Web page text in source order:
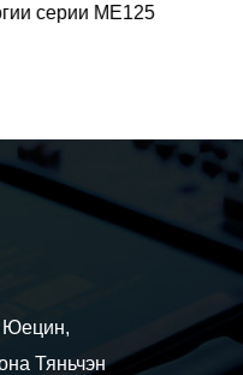
магнитной фиксацией
Юецин,
Тяньчэн